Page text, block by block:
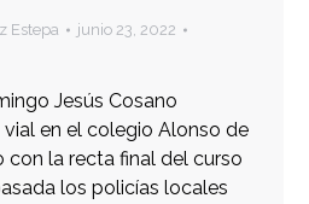
Estepa
junio 23, 2022
Jesús Cosano
en el colegio Alonso de
con la recta final del curso
los policías locales